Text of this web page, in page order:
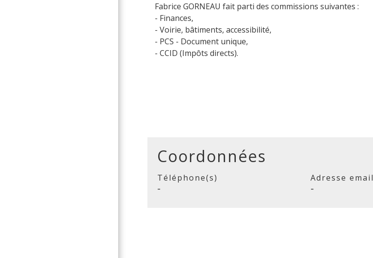
Fabrice GORNEAU fait parti des commissions suivantes :
- Finances,
- Voirie, bâtiments, accessibilité,
- PCS - Document unique,
- CCID (Impôts directs).
Coordonnées
Téléphone(s)
-
Adresse email
-